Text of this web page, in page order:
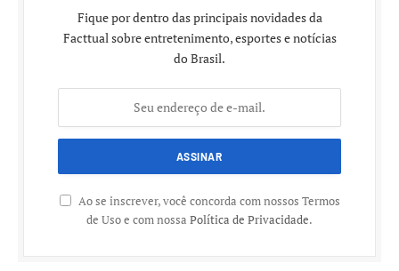
Fique por dentro das principais novidades da
Facttual sobre entretenimento, esportes e notícias
do Brasil.
Ao se inscrever, você concorda com nossos Termos
de Uso e com nossa Política de Privacidade.